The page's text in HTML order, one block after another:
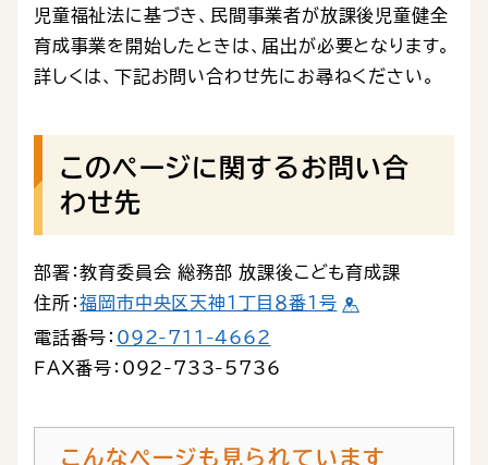
児童福祉法に基づき、民間事業者が放課後児童健全
育成事業を開始したときは、届出が必要となります。
詳しくは、下記お問い合わせ先にお尋ねください。
このページに関するお問い合
わせ先
部署：教育委員会 総務部 放課後こども育成課
住所：福岡市中央区天神１丁目８番１号
電話番号： 092-711-4662
ＦＡＸ番号：092-733-5736
こんなページも見られています